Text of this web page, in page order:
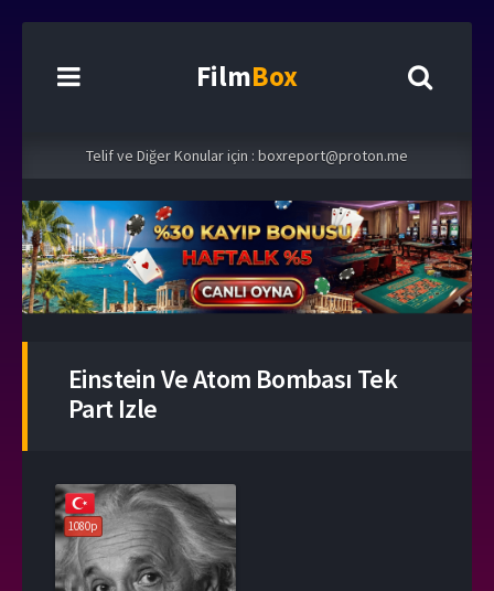
FilmBox
Telif ve Diğer Konular için : boxreport@proton.me
Einstein Ve Atom Bombası Tek
Part Izle
1080p